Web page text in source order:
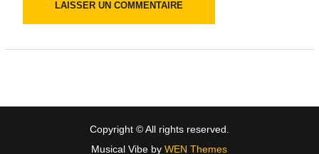
Copyright © All rights reserved.
Musical Vibe byWEN Themes